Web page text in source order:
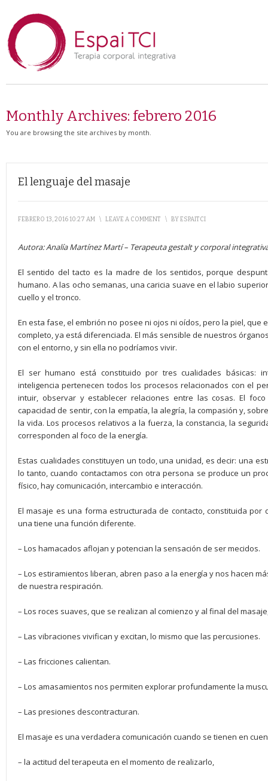
Monthly Archives: febrero 2016
You are browsing the site archives by month.
El lenguaje del masaje
FEBRERO 13, 2016 10:27 AM \ LEAVE A COMMENT \ BYESPAITCI
Autora: Analía Martínez Martí – Terapeuta gestalt y corporal
El sentido del tacto es la madre de los sentidos, porque
humano. A las ocho semanas, una caricia suave en el labio
cuello y el tronco.
En esta fase, el embrión no posee ni ojos ni oídos, pero la piel, que
completo, ya está diferenciada. El más sensible de nuestros
con el entorno, y sin ella no podríamos vivir.
El ser humano está constituido por tres cualidades básicas:
inteligencia pertenecen todos los procesos relacionados con el
intuir, observar y establecer relaciones entre las cosas. El
capacidad de sentir, con la empatía, la alegría, la compasión y,
la vida. Los procesos relativos a la fuerza, la constancia, la
corresponden al foco de la energía.
Estas cualidades constituyen un todo, una unidad, es decir: una
lo tanto, cuando contactamos con otra persona se produce un
físico, hay comunicación, intercambio e interacción.
El masaje es una forma estructurada de contacto, constituida
una tiene una función diferente.
– Los hamacados aflojan y potencian la sensación de ser mecidos.
– Los estiramientos liberan, abren paso a la energía y nos hacen
de nuestra respiración.
– Los roces suaves, que se realizan al comienzo y al final del
– Las vibraciones vivifican y excitan, lo mismo que las percusiones.
– Las fricciones calientan.
– Los amasamientos nos permiten explorar profundamente la
– Las presiones descontracturan.
El masaje es una verdadera comunicación cuando se tienen en
– la actitud del terapeuta en el momento de realizarlo,